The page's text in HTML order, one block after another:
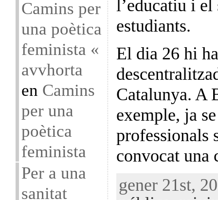
Camins per
una poètica
feminista «
avvhorta
en Camins
per una
poètica
feminista
Per a una
sanitat
l’educatiu i
estudiants.
El dia 26 hi
Catalunya. A
exemple, ja
professionals
convocat
gener 21st,